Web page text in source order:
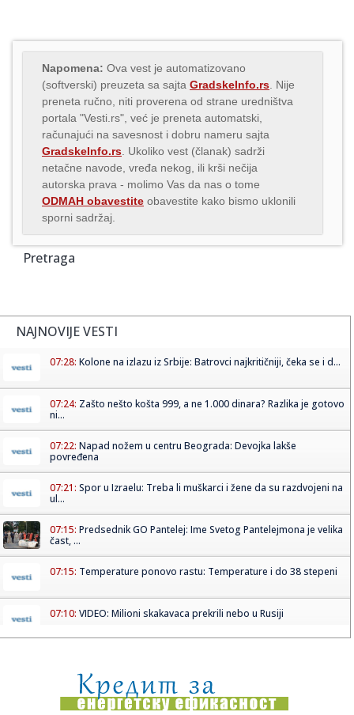
Napomena: Ova vest je automatizovano
(softverski) preuzeta sa sajta GradskeInfo.rs . Nije
preneta ručno, niti proverena od strane uredništva
portala "Vesti.rs", već je preneta automatski,
računajući na savesnost i dobru nameru sajta
GradskeInfo.rs . Ukoliko vest (članak) sadrži
netačne navode, vređa nekog, ili krši nečija
autorska prava - molimo Vas da nas o tome
ODMAH obavestite obavestite kako bismo uklonili
sporni sadržaj.
Pretraga
NAJNOVIJE VESTI
07:28: Kolone na izlazu iz Srbije: Batrovci najkritičniji, čeka se i d...
07:24: Zašto nešto košta 999, a ne 1.000 dinara? Razlika je gotovo
ni...
07:22: Napad nožem u centru Beograda: Devojka lakše
povređena
07:21: Spor u Izraelu: Treba li muškarci i žene da su razdvojeni na
ul...
07:15: Predsednik GO Pantelej: Ime Svetog Pantelejmona je velika
čast, ...
07:15: Temperature ponovo rastu: Temperature i do 38 stepeni
07:10: VIDEO: Milioni skakavaca prekrili nebo u Rusiji
07:05:Овонедељна дешавања у Новом Саду